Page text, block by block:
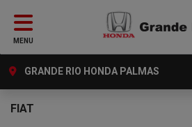
MENU
GRANDE RIO HONDA PALMAS
FIAT